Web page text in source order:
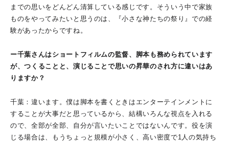
までの思いをどんどん清算している感じです。そういう中で家族
ものをやってみたいと思うのは、『小さな神たちの祭り』での経
験があったからですね。
ー千葉さんはショートフィルムの監督、脚本も務められています
が、つくることと、演じることで思いの昇華のされ方に違いはあ
りますか？
千葉：違います。僕は脚本を書くときはエンターテインメントに
することが大事だと思っているから、結構いろんな視点を入れる
ので、全部が全部、自分が言いたいことではないんです。役を演
じる場合は、もうちょっと規模が小さく、高い密度で1人の気持ち